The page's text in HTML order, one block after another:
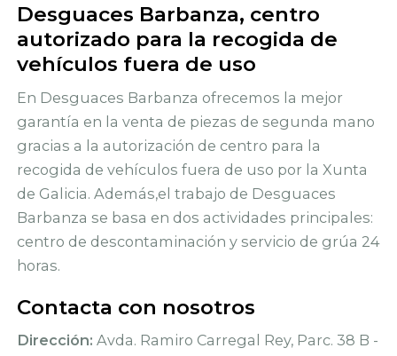
Desguaces Barbanza, centro
autorizado para la recogida de
vehículos fuera de uso
En Desguaces Barbanza ofrecemos la mejor
garantía en la venta de piezas de segunda mano
gracias a la autorización de centro para la
recogida de vehículos fuera de uso por la Xunta
de Galicia. Además,el trabajo de Desguaces
Barbanza se basa en dos actividades principales:
centro de descontaminación y servicio de grúa 24
horas.
Contacta con nosotros
Dirección: Avda. Ramiro Carregal Rey, Parc. 38 B -